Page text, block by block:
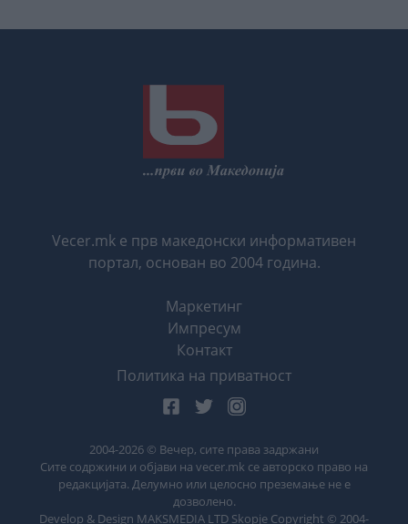
Vecer.mk е прв македонски информативен
портал, основан во 2004 година.
Маркетинг
Импресум
Контакт
Политика на приватност
2004-2026 © Вечер, сите права задржани
Сите содржини и објави на vecer.mk се авторско право на
редакцијата. Делумно или целосно преземање не е
дозволено.
Develop & Design MAKSMEDIA LTD Skopje Copyright © 2004-